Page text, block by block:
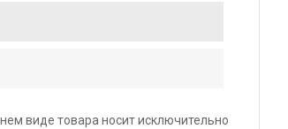
виде товара носит исключительно